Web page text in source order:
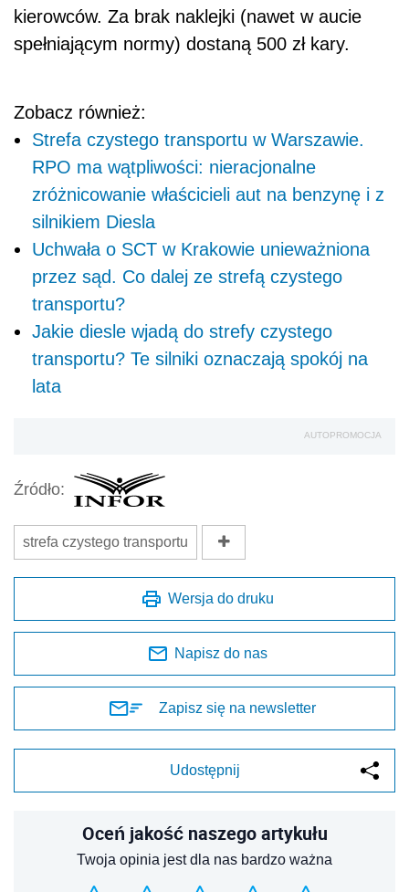
kierowców. Za brak naklejki (nawet w aucie
spełniającym normy) dostaną 500 zł kary.
Zobacz również:
Strefa czystego transportu w Warszawie.
RPO ma wątpliwości: nieracjonalne
zróżnicowanie właścicieli aut na benzynę i z
silnikiem Diesla
Uchwała o SCT w Krakowie unieważniona
przez sąd. Co dalej ze strefą czystego
transportu?
Jakie diesle wjadą do strefy czystego
transportu? Te silniki oznaczają spokój na
lata
AUTOPROMOCJA
Źródło:
strefa czystego transportu
Wersja do druku
Napisz do nas
Zapisz się na newsletter
Udostępnij
Oceń jakość naszego artykułu
Twoja opinia jest dla nas bardzo ważna